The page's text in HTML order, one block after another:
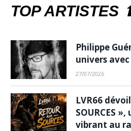
TOP ARTISTES
Philippe
univers
27/07/2026
LVR66
SOURCES
vibrant au